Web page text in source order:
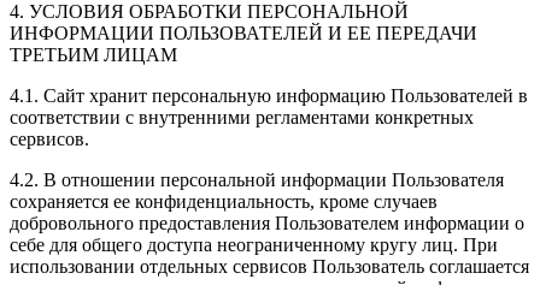
4. УСЛОВИЯ ОБРАБОТКИ ПЕРСОНАЛЬНОЙ
ИНФОРМАЦИИ ПОЛЬЗОВАТЕЛЕЙ И ЕЕ ПЕРЕДАЧИ
ТРЕТЬИМ ЛИЦАМ
4.1. Сайт хранит персональную информацию Пользователей в
соответствии с внутренними регламентами конкретных
сервисов.
4.2. В отношении персональной информации Пользователя
сохраняется ее конфиденциальность, кроме случаев
добровольного предоставления Пользователем информации о
себе для общего доступа неограниченному кругу лиц. При
использовании отдельных сервисов Пользователь соглашается